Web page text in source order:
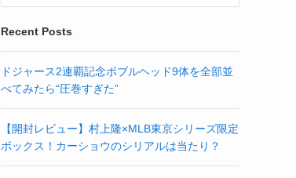
Recent Posts
ドジャース2連覇記念ボブルヘッド9体を全部並
べてみたら“圧巻すぎた”
【開封レビュー】村上隆×MLB東京シリーズ限定
ボックス！カーショウのシリアルは当たり？